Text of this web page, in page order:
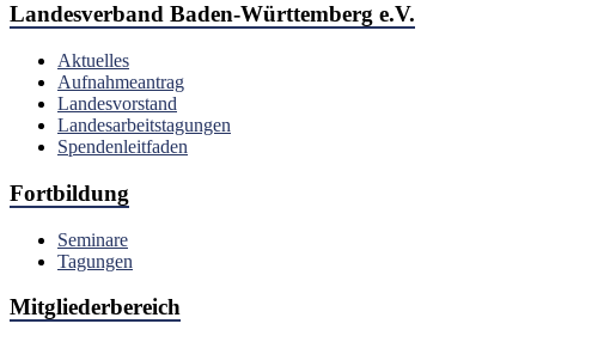
Landesverband Baden-Württemberg e.V.
Aktuelles
Aufnahmeantrag
Landesvorstand
Landesarbeitstagungen
Spendenleitfaden
Fortbildung
Seminare
Tagungen
Mitgliederbereich